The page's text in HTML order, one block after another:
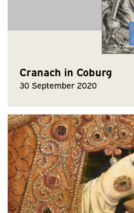
Cranach in Coburg
30 September 2020